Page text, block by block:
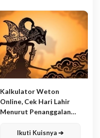
Kalkulator Weton
Online, Cek Hari Lahir
Menurut Penanggalan
Ikuti Kuisnya ➔